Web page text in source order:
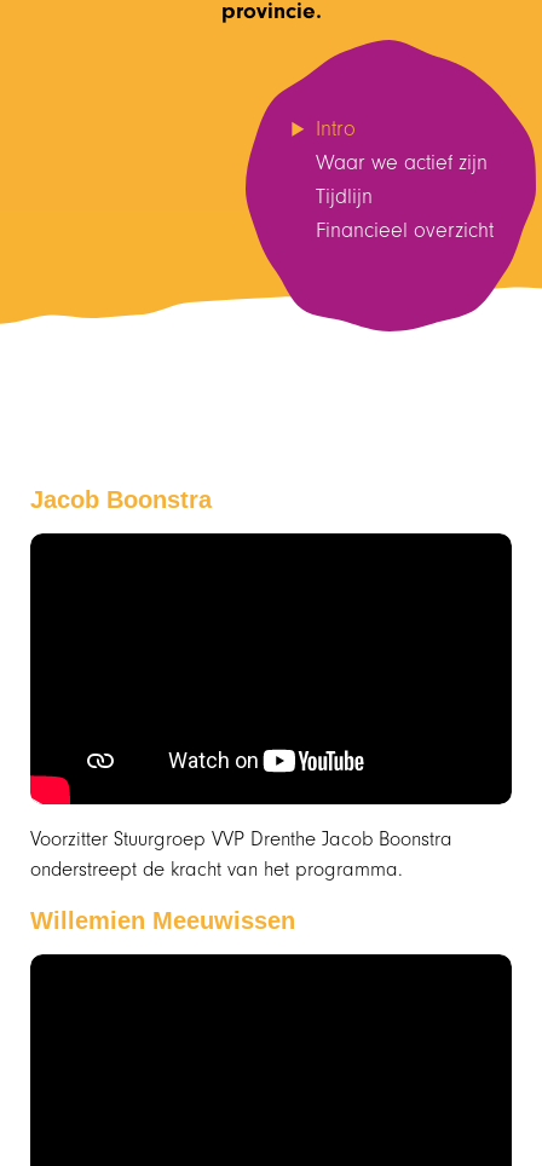
provincie.
Intro
Waar we actief zijn
Tijdlijn
Financieel overzicht
Jacob Boonstra
Voorzitter Stuurgroep VVP Drenthe Jacob Boonstra
onderstreept de kracht van het programma.
Willemien Meeuwissen